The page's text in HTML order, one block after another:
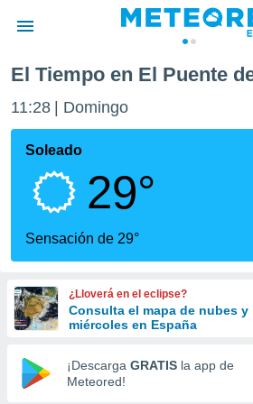
de
por
que se
calidad.
a este
las
y
forma
digital
basada
El Tiempo en El Puente
11:28 Domingo
Soleado
29°
Sensación de 29°
¿Lloverá en el eclipse?
Consulta el mapa de nubes y
miércoles en España
¡Descarga GRATIS la app de
Meteored!